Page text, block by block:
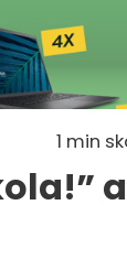
1 min